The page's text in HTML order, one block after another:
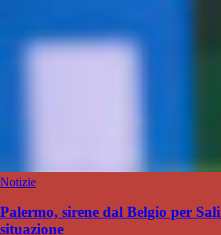
Notizie
Palermo, sirene dal Belgio per
situazione